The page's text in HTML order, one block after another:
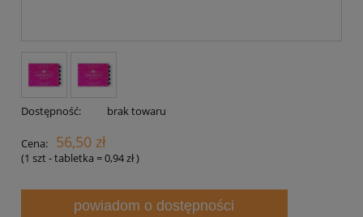
Dostępność: brak towaru
Cena: 56,50 zł
(1 szt - tabletka =0,94 zł)
powiadom o dostępności